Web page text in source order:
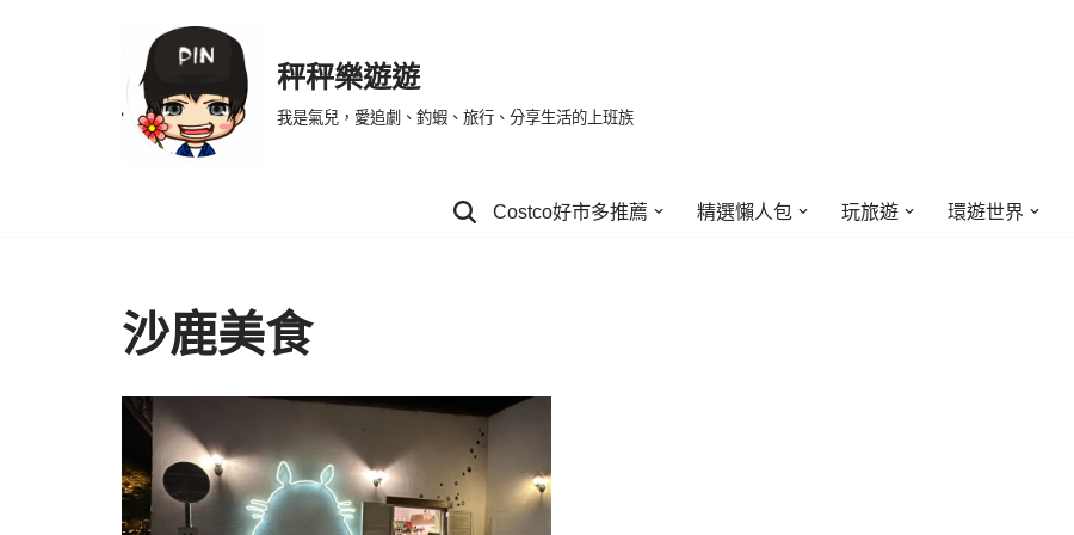
秤秤樂遊遊
我是氣兒，愛追劇、釣蝦、旅行、分享生活的上班族
Costco好市多推薦 精選懶人包 玩旅遊 環遊世界
沙鹿美食